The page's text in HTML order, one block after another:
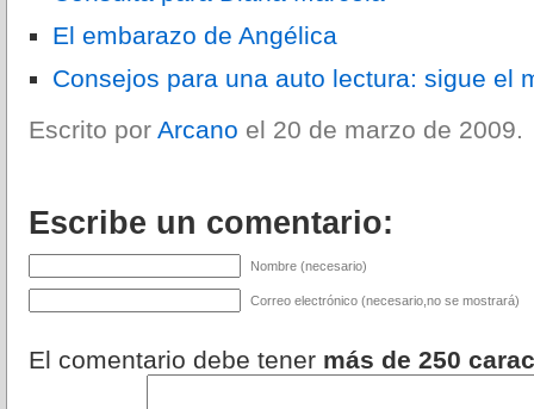
El embarazo de Angélica
Consejos para una auto lectura: sigue el
Escrito por Arcano el 20 de marzo de 2009.
Escribe un comentario:
Nombre (necesario)
Correo electrónico (necesario,no se mostrará)
El comentario debe tener más de 250